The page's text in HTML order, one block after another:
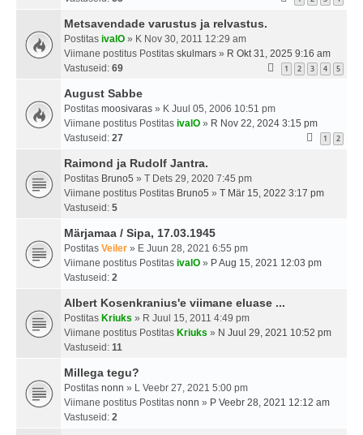
Metsavendade varustus ja relvastus.
Postitas ivalO » K Nov 30, 2011 12:29 am
Viimane postitus Postitas skulmars » R Okt 31, 2025 9:16 am
Vastuseid: 69 1 2 3 4 5
August Sabbe
Postitas moosivaras » K Juul 05, 2006 10:51 pm
Viimane postitus Postitas ivalO » R Nov 22, 2024 3:15 pm
Vastuseid: 27 1 2
Raimond ja Rudolf Jantra.
Postitas Bruno5 » T Dets 29, 2020 7:45 pm
Viimane postitus Postitas Bruno5 » T Mär 15, 2022 3:17 pm
Vastuseid: 5
Märjamaa / Sipa, 17.03.1945
Postitas Veiler » E Juun 28, 2021 6:55 pm
Viimane postitus Postitas ivalO » P Aug 15, 2021 12:03 pm
Vastuseid: 2
Albert Kosenkranius'e viimane eluase ...
Postitas Kriuks » R Juul 15, 2011 4:49 pm
Viimane postitus Postitas Kriuks » N Juul 29, 2021 10:52 pm
Vastuseid: 11
Millega tegu?
Postitas nonn » L Veebr 27, 2021 5:00 pm
Viimane postitus Postitas nonn » P Veebr 28, 2021 12:12 am
Vastuseid: 2